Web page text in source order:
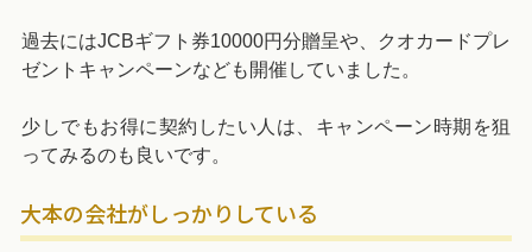
過去にはJCBギフト券10000円分贈呈や、クオカードプレ
ゼントキャンペーンなども開催していました。
少しでもお得に契約したい人は、キャンペーン時期を狙
ってみるのも良いです。
大本の会社がしっかりしている